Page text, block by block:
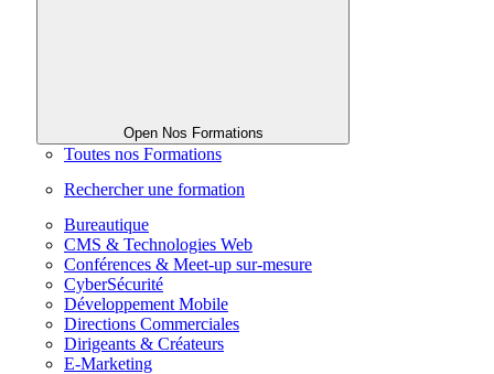
Open Nos Formations
Toutes nos Formations
Rechercher une formation
Bureautique
CMS & Technologies Web
Conférences & Meet-up sur-mesure
CyberSécurité
Développement Mobile
Directions Commerciales
Dirigeants & Créateurs
E-Marketing